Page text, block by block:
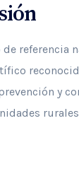
referencia
y